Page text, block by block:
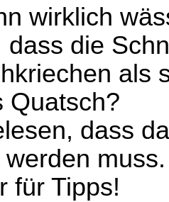
wirklich
dass die
als
Quatsch?
dass
für Tipps!